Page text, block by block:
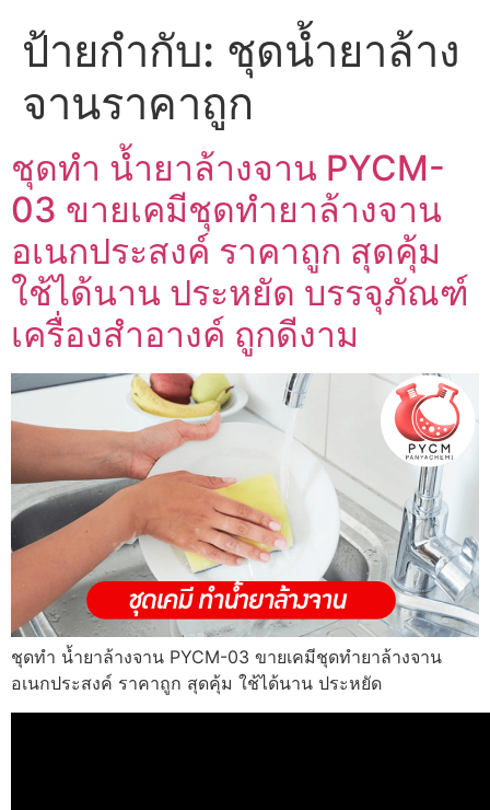
ป้ายกำกับ: ชุดน้ำยาล้าง
จานราคาถูก
ชุดทำ น้ำยาล้างจาน PYCM-
03 ขายเคมีชุดทำยาล้างจาน
อเนกประสงค์ ราคาถูก สุดคุ้ม
ใช้ได้นาน ประหยัด บรรจุภัณฑ์
เครื่องสำอางค์ ถูกดีงาม
ชุดทำ น้ำยาล้างจาน PYCM-03 ขายเคมีชุดทำยาล้างจาน
อเนกประสงค์ ราคาถูก สุดคุ้ม ใช้ได้นาน ประหยัด